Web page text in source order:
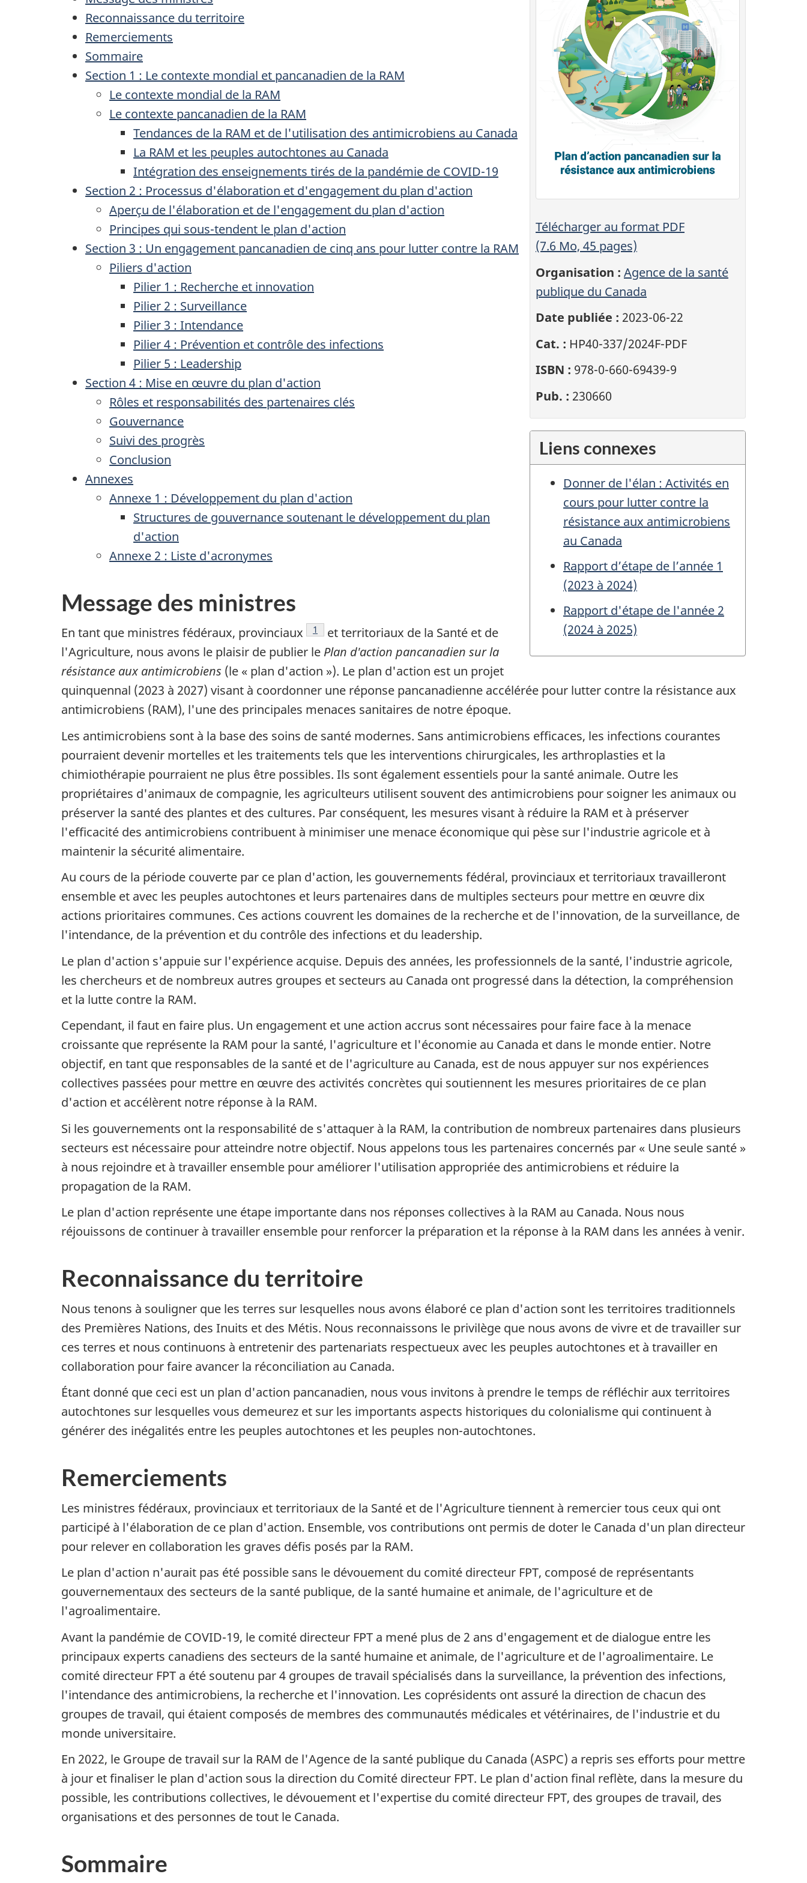
Télécharger au format PDF
(7.6 Mo, 45 pages)
Organisation : Agence de la santé
publique du Canada
Date publiée : 2023-06-22
Cat. : HP40-337/2024F-PDF
ISBN : 978-0-660-69439-9
Pub. : 230660
Liens connexes
Donner de l'élan : Activités en
cours pour lutter contre la
résistance aux antimicrobiens
au Canada
Rapport d’étape de l’année 1
(2023 à 2024)
Rapport d'étape de l'année 2
(2024 à 2025)
Reconnaissance du territoire
Remerciements
Sommaire
Section 1 : Le contexte mondial et pancanadien de la RAM
Le contexte mondial de la RAM
Le contexte pancanadien de la RAM
Tendances de la RAM et de l'utilisation des antimicrobiens au Canada
La RAM et les peuples autochtones au Canada
Intégration des enseignements tirés de la pandémie de COVID-19
Section 2 : Processus d'élaboration et d'engagement du plan d'action
Aperçu de l'élaboration et de l'engagement du plan d'action
Principes qui sous-tendent le plan d'action
Section 3 : Un engagement pancanadien de cinq ans pour lutter contre la RAM
Piliers d'action
Pilier 1 : Recherche et innovation
Pilier 2 : Surveillance
Pilier 3 : Intendance
Pilier 4 : Prévention et contrôle des infections
Pilier 5 : Leadership
Section 4 : Mise en œuvre du plan d'action
Rôles et responsabilités des partenaires clés
Gouvernance
Suivi des progrès
Conclusion
Annexes
Annexe 1 : Développement du plan d'action
Structures de gouvernance soutenant le développement du plan
d'action
Annexe 2 : Liste d'acronymes
Message des ministres
En tant que ministres fédéraux, provinciaux Note de bas de page
1
et territoriaux de la Santé et de
l'Agriculture, nous avons le plaisir de publier le Plan d'action pancanadien sur la
résistance aux antimicrobiens (le « plan d'action »). Le plan d'action est un projet
quinquennal (2023 à 2027) visant à coordonner une réponse pancanadienne accélérée pour lutter contre la résistance aux
antimicrobiens (RAM), l'une des principales menaces sanitaires de notre époque.
Les antimicrobiens sont à la base des soins de santé modernes. Sans antimicrobiens efficaces, les infections courantes
pourraient devenir mortelles et les traitements tels que les interventions chirurgicales, les arthroplasties et la
chimiothérapie pourraient ne plus être possibles. Ils sont également essentiels pour la santé animale. Outre les
propriétaires d'animaux de compagnie, les agriculteurs utilisent souvent des antimicrobiens pour soigner les animaux ou
préserver la santé des plantes et des cultures. Par conséquent, les mesures visant à réduire la RAM et à préserver
l'efficacité des antimicrobiens contribuent à minimiser une menace économique qui pèse sur l'industrie agricole et à
maintenir la sécurité alimentaire.
Au cours de la période couverte par ce plan d'action, les gouvernements fédéral, provinciaux et territoriaux travailleront
ensemble et avec les peuples autochtones et leurs partenaires dans de multiples secteurs pour mettre en œuvre dix
actions prioritaires communes. Ces actions couvrent les domaines de la recherche et de l'innovation, de la surveillance, de
l'intendance, de la prévention et du contrôle des infections et du leadership.
Le plan d'action s'appuie sur l'expérience acquise. Depuis des années, les professionnels de la santé, l'industrie agricole,
les chercheurs et de nombreux autres groupes et secteurs au Canada ont progressé dans la détection, la compréhension
et la lutte contre la RAM.
Cependant, il faut en faire plus. Un engagement et une action accrus sont nécessaires pour faire face à la menace
croissante que représente la RAM pour la santé, l'agriculture et l'économie au Canada et dans le monde entier. Notre
objectif, en tant que responsables de la santé et de l'agriculture au Canada, est de nous appuyer sur nos expériences
collectives passées pour mettre en œuvre des activités concrètes qui soutiennent les mesures prioritaires de ce plan
d'action et accélèrent notre réponse à la RAM.
Si les gouvernements ont la responsabilité de s'attaquer à la RAM, la contribution de nombreux partenaires dans plusieurs
secteurs est nécessaire pour atteindre notre objectif. Nous appelons tous les partenaires concernés par « Une seule santé »
à nous rejoindre et à travailler ensemble pour améliorer l'utilisation appropriée des antimicrobiens et réduire la
propagation de la RAM.
Le plan d'action représente une étape importante dans nos réponses collectives à la RAM au Canada. Nous nous
réjouissons de continuer à travailler ensemble pour renforcer la préparation et la réponse à la RAM dans les années à venir.
Reconnaissance du territoire
Nous tenons à souligner que les terres sur lesquelles nous avons élaboré ce plan d'action sont les territoires traditionnels
des Premières Nations, des Inuits et des Métis. Nous reconnaissons le privilège que nous avons de vivre et de travailler sur
ces terres et nous continuons à entretenir des partenariats respectueux avec les peuples autochtones et à travailler en
collaboration pour faire avancer la réconciliation au Canada.
Étant donné que ceci est un plan d'action pancanadien, nous vous invitons à prendre le temps de réfléchir aux territoires
autochtones sur lesquelles vous demeurez et sur les importants aspects historiques du colonialisme qui continuent à
générer des inégalités entre les peuples autochtones et les peuples non-autochtones.
Remerciements
Les ministres fédéraux, provinciaux et territoriaux de la Santé et de l'Agriculture tiennent à remercier tous ceux qui ont
participé à l'élaboration de ce plan d'action. Ensemble, vos contributions ont permis de doter le Canada d'un plan directeur
pour relever en collaboration les graves défis posés par la RAM.
Le plan d'action n'aurait pas été possible sans le dévouement du comité directeur FPT, composé de représentants
gouvernementaux des secteurs de la santé publique, de la santé humaine et animale, de l'agriculture et de
l'agroalimentaire.
Avant la pandémie de COVID-19, le comité directeur FPT a mené plus de 2 ans d'engagement et de dialogue entre les
principaux experts canadiens des secteurs de la santé humaine et animale, de l'agriculture et de l'agroalimentaire. Le
comité directeur FPT a été soutenu par 4 groupes de travail spécialisés dans la surveillance, la prévention des infections,
l'intendance des antimicrobiens, la recherche et l'innovation. Les coprésidents ont assuré la direction de chacun des
groupes de travail, qui étaient composés de membres des communautés médicales et vétérinaires, de l'industrie et du
monde universitaire.
En 2022, le Groupe de travail sur la RAM de l'Agence de la santé publique du Canada (ASPC) a repris ses efforts pour mettre
à jour et finaliser le plan d'action sous la direction du Comité directeur FPT. Le plan d'action final reflète, dans la mesure du
possible, les contributions collectives, le dévouement et l'expertise du comité directeur FPT, des groupes de travail, des
organisations et des personnes de tout le Canada.
Sommaire